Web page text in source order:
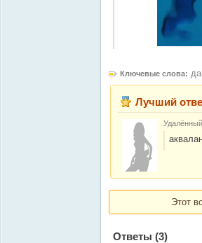
Ключевые слова:
Лучший
Этот
Ответы (3)